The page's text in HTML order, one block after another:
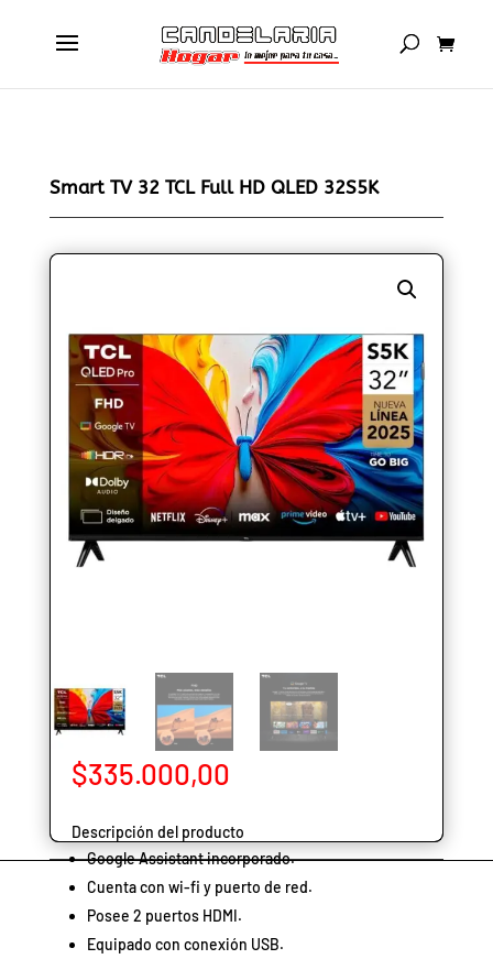
Smart TV 32 TCL Full HD QLED 32S5K
$335.000,00
Descripción del producto
Google Assistant incorporado.
Cuenta con wi-fi y puerto de red.
Posee 2 puertos HDMI.
Equipado con conexión USB.